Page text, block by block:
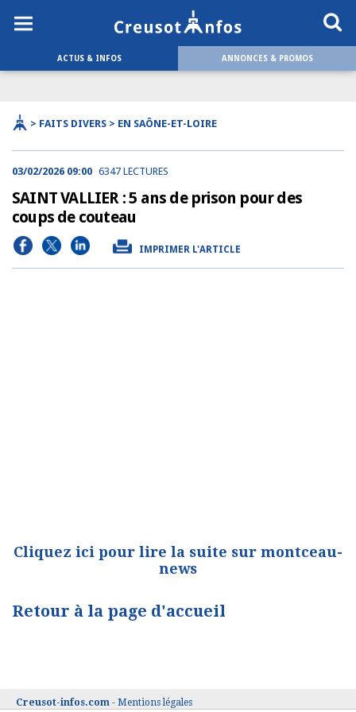
ACTUS & INFOS ANNONCES & PROMOS
> FAITS DIVERS > EN SAÔNE-ET-LOIRE
03/02/2026 09:00 6347 LECTURES
SAINT VALLIER : 5 ans de prison pour des
coups de couteau
IMPRIMER L'ARTICLE
Cliquez ici pour lire la suite sur montceau-
news
Retour à la page d'accueil
Creusot-infos.com - Mentions légales